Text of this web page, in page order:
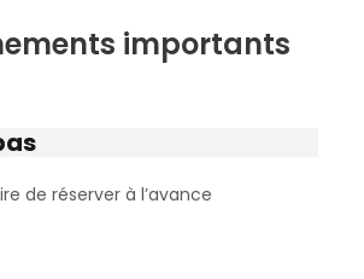
importants
de réserver à l’avance